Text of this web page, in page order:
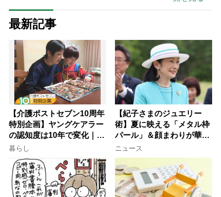
最新記事
【介護ポストセブン10周年
特別企画】ヤングケアラー
の認知度は10年で変化｜流
行語大賞にノミネート、法
律にも明記されたが果たし
て現在は？
暮らし
【紀子さまのジュエリー
術】夏に映える「メタル枠
パール」＆顔まわりが華や
ぐ「揺れる一粒」の使い分
け方
ニュース